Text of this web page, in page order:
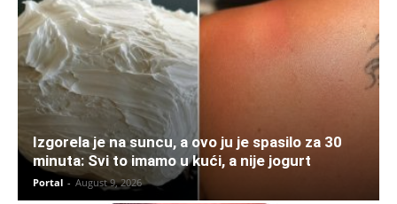
Izgorela je na suncu, a ovo ju je spasilo za 30
minuta: Svi to imamo u kući, a nije jogurt
Portal - August 9, 2026